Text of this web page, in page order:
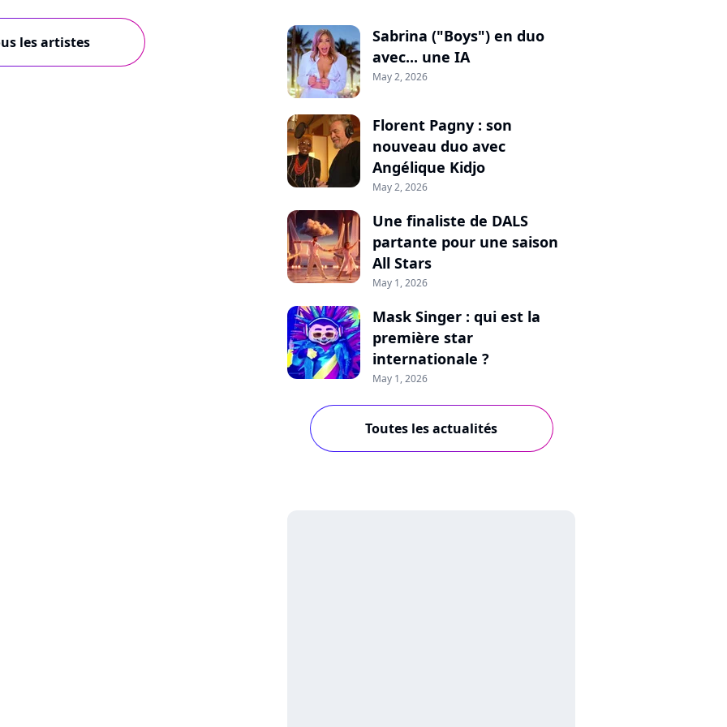
les artistes
Sabrina ("Boys") en duo
avec... une IA
May 2, 2026
Florent Pagny : son
nouveau duo avec
Angélique Kidjo
May 2, 2026
Une finaliste de DALS
partante pour une saison
All Stars
May 1, 2026
Mask Singer : qui est la
première star
internationale ?
May 1, 2026
Toutes les actualités